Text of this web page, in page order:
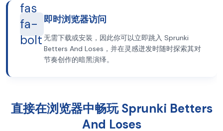
fas
fa-
bolt
即时浏览器访问
无需下载或安装，因此你可以立即跳入 Sprunki
Betters And Loses，并在灵感迸发时随时探索其对
节奏创作的暗黑演绎。
直接在浏览器中畅玩 Sprunki Betters
And Loses